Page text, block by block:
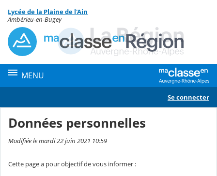
Contenu
Lycée de la Plaine de l'Ain
Ambérieu-en-Bugey
MENU
Se connecter
Données personnelles
Modifiée le mardi 22 juin 2021 10:59
Cette page a pour objectif de vous informer :